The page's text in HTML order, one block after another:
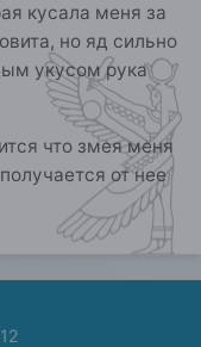
кусала меня за
но яд сильно
укусом рука
что змея меня
от нее